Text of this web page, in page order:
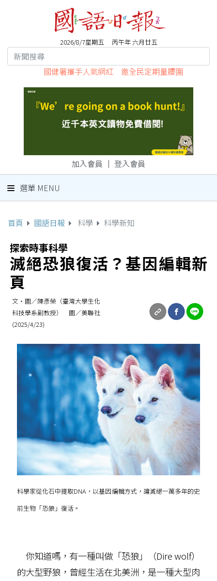
2026/8/7星期五 丙午年 六月廿五
國健署攜手人氣網紅 邀全民定期量腰圍
加入會員 ｜ 登入會員
選單 MENU
首頁 國語日報 科學 科學新知
探索時事科學
滅絕恐狼復活？基因編輯新
頁
文‧圖／陳彥榮（臺灣大學生化
科技學系副教授） 圖／美聯社
(2025/4/23)
科學家從化石中提取DNA，以基因編輯方式，讓滅絕一萬多年的史
前生物「恐狼」復活。
你知道嗎，有一種叫做「恐狼」（Dire wolf）
的大型野狼，曾經生活在北美洲，是一種大型肉